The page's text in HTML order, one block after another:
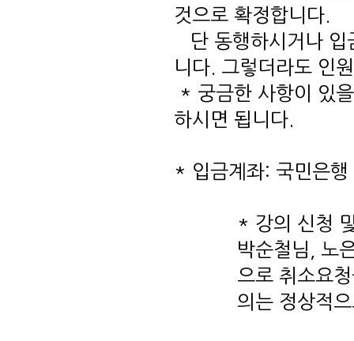
것으로 확정합니다.
단 동행하시거나 입
니다. 그렇더라도 인
* 궁금한 사항이 있
하시면 됩니다.
* 입금계좌: 국민은
​* 강의 신청
박순철님, 노
으로 취소요
의는 정상적